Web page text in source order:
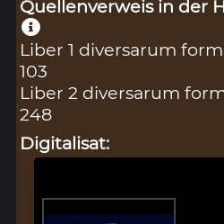
Quellenverweis in der
Liber 1 diversarum
103
Liber 2 diversarum
248
Digitalisat: